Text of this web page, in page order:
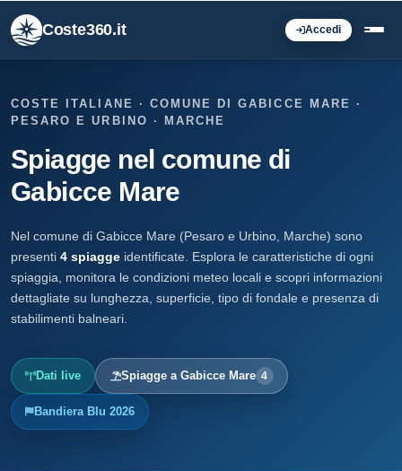
Coste360.it Accedi
COSTE ITALIANE · COMUNE DI GABICCE MARE ·
Spiagge nel comune di
Gabicce Mare
Nel comune di Gabicce Mare (Pesaro e Urbino, Marche) sono
presenti 4 spiagge identificate. Esplora le caratteristiche di ogni
spiaggia, monitora le condizioni meteo locali e scopri informazioni
dettagliate su lunghezza, superficie, tipo di fondale e presenza di
stabilimenti balneari.
Spiagge a Gabicce Mare 4